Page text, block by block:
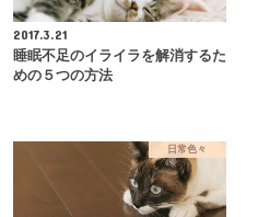
2017.3.21
睡眠不足のイライラを解消するた
めの５つの方法
日常色々